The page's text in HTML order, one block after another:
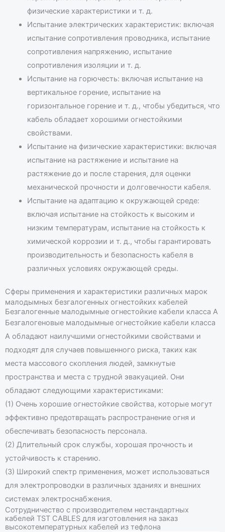
физические характеристики и т. д.
Испытание электрических характеристик: включая
испытание сопротивления проводника, испытание
сопротивления напряжению, испытание
сопротивления изоляции и т. д.
Испытание на горючесть: включая испытание на
вертикальное горение, испытание на
горизонтальное горение и т. д., чтобы убедиться, что
кабель обладает хорошими огнестойкими
свойствами.
Испытание на физические характеристики: включая
испытание на растяжение и испытание на
растяжение до и после старения, для оценки
механической прочности и долговечности кабеля.
Испытание на адаптацию к окружающей среде:
включая испытание на стойкость к высоким и
низким температурам, испытание на стойкость к
химической коррозии и т. д., чтобы гарантировать
производительность и безопасность кабеля в
различных условиях окружающей среды.
Сферы применения и характеристики различных марок
малодымных безгалогенных огнестойких кабелей
Безгалогенные малодымные огнестойкие кабели класса А
Безгалогеновые малодымные огнестойкие кабели класса
А обладают наилучшими огнестойкими свойствами и
подходят для случаев повышенного риска, таких как
места массового скопления людей, замкнутые
пространства и места с трудной эвакуацией. Они
обладают следующими характеристиками:
(1) Очень хорошие огнестойкие свойства, которые могут
эффективно предотвращать распространение огня и
обеспечивать безопасность персонала.
(2) Длительный срок службы, хорошая прочность и
устойчивость к старению.
(3) Широкий спектр применения, может использоваться
для электропроводки в различных зданиях и внешних
системах электроснабжения.
Сотрудничество с производителем нестандартных
кабелей TST CABLES для изготовления на заказ
высокотемпературных кабелей из тефлона